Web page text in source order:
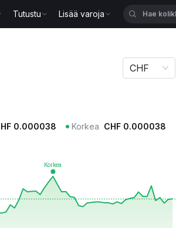
Tutustu Lisää varoja
CHF
0.000038 Korkea CHF 0.000038